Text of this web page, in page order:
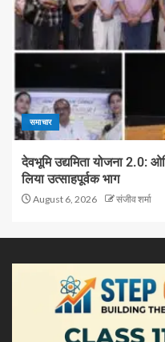
समाचार
देवभूमि उद्यमिता योजना 2.0:
लिया उत्साहपूर्वक भाग
August 6, 2026 संजीव शर्मा